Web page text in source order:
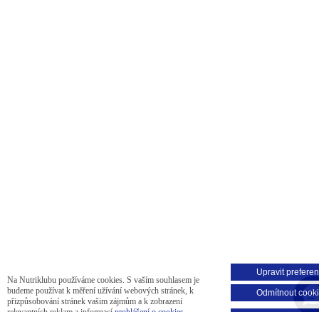
Na Nutriklubu používáme cookies. S vaším souhlasem je
budeme používat k měření užívání webových stránek, k
přizpůsobování stránek vašim zájmům a k zobrazení
Upravit
Odmítnout